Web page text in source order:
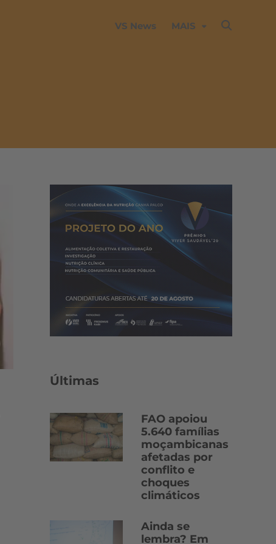
VS News MAIS
Últimas
FAO apoiou
5.640 famílias
moçambicanas
afetadas por
conflito e
choques
climáticos
Ainda se
lembra? Em